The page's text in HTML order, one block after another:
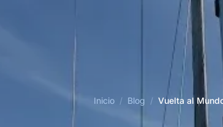
Inicio / Blog / Vuelta al